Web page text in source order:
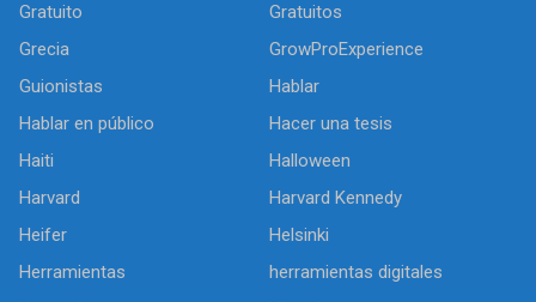
Gratuito
Gratuitos
Grecia
GrowProExperience
Guionistas
Hablar
Hablar en público
Hacer una tesis
Haiti
Halloween
Harvard
Harvard Kennedy
Heifer
Helsinki
Herramientas
herramientas digitales